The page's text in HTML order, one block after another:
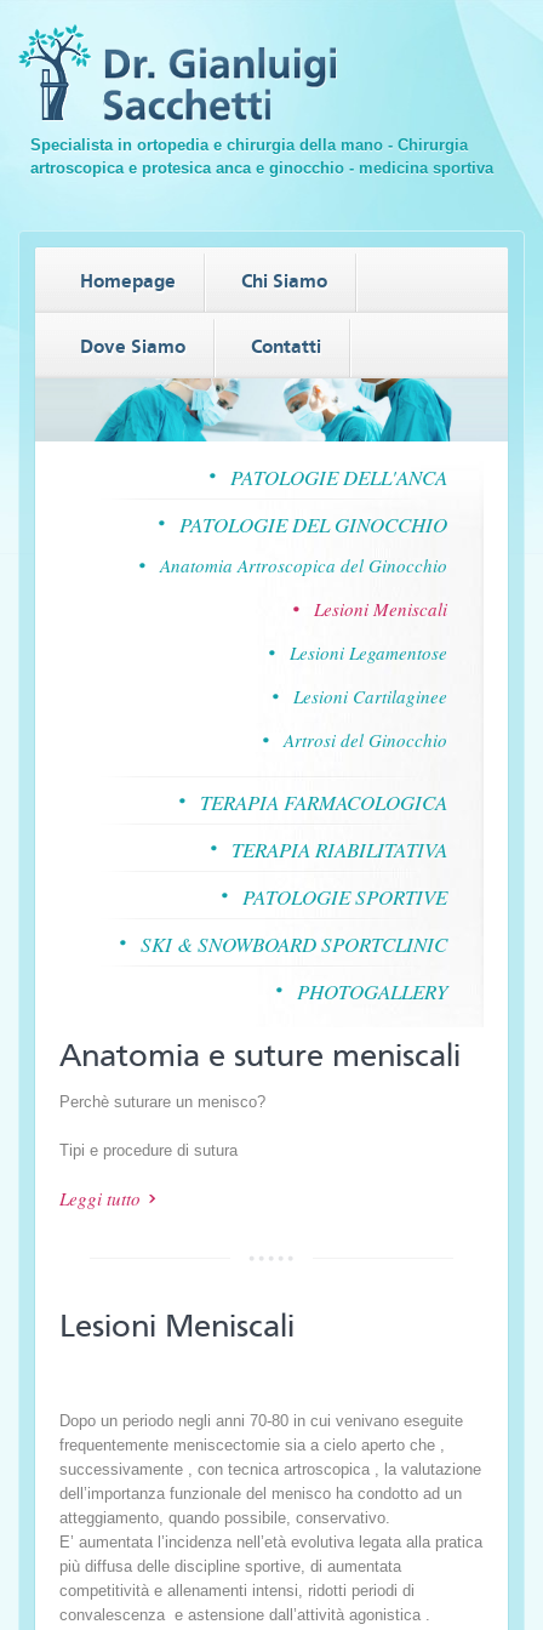
Specialista in ortopedia e chirurgia della mano - Chirurgia
artroscopica e protesica anca e ginocchio - medicina sportiva
Homepage Chi Siamo
Dove Siamo Contatti
PATOLOGIE DELL'ANCA
PATOLOGIE DEL GINOCCHIO
Anatomia Artroscopica del Ginocchio
Lesioni Meniscali
Lesioni Legamentose
Lesioni Cartilaginee
Artrosi del Ginocchio
TERAPIA FARMACOLOGICA
TERAPIA RIABILITATIVA
PATOLOGIE SPORTIVE
SKI & SNOWBOARD SPORTCLINIC
PHOTOGALLERY
Anatomia e suture meniscali
Perchè suturare un menisco?
Tipi e procedure di sutura
Leggi tutto
Lesioni Meniscali
Dopo un periodo negli anni 70-80 in cui venivano eseguite
frequentemente meniscectomie sia a cielo aperto che ,
successivamente , con tecnica artroscopica , la valutazione
dell’importanza funzionale del menisco ha condotto ad un
atteggiamento, quando possibile, conservativo.
E’ aumentata l’incidenza nell’età evolutiva legata alla pratica
più diffusa delle discipline sportive, di aumentata
competitività e allenamenti intensi, ridotti periodi di
convalescenza e astensione dall’attività agonistica .